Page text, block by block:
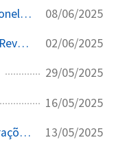
Liberação de Caminhão com 10 Toneladas de Maconha Mediante Pagamento de Propina 08/06/2025
Soltura de Policiais Acusados de Revender 16 Toneladas de Maconha 02/06/2025
29/05/2025
16/05/2025
Barroso admite ter pedido declarações de apoio dos EUA para pressionar militares brasileiros 13/05/2025